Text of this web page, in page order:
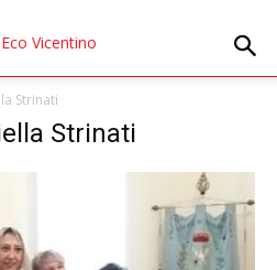
Strinati
Strinati